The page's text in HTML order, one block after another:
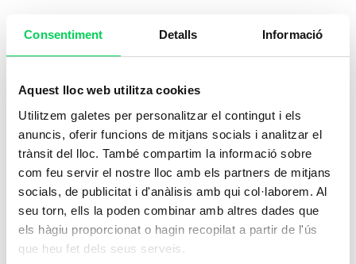
Consentiment Detalls Informació
Aquest lloc web utilitza cookies
Utilitzem galetes per personalitzar el contingut i els
anuncis, oferir funcions de mitjans socials i analitzar el
trànsit del lloc. També compartim la informació sobre
com feu servir el nostre lloc amb els partners de mitjans
socials, de publicitat i d'anàlisis amb qui col·laborem. Al
seu torn, ells la poden combinar amb altres dades que
els hàgiu proporcionat o hagin recopilat a partir de l'ús
que heu fet dels seus serveis.
No es comunicaran a uns altres tercers, excepte
obligació legal o amb el consentiment exprés de
Transferències internacionals de dades
S’informa l’interessat que per a l’enviament de
comunicacions comercials es realitzarà a través
de Mailchimp, amb domicili social i servidors i